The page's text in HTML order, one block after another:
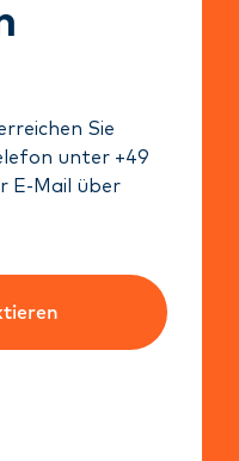
Sie
unter +49
E-Mail über